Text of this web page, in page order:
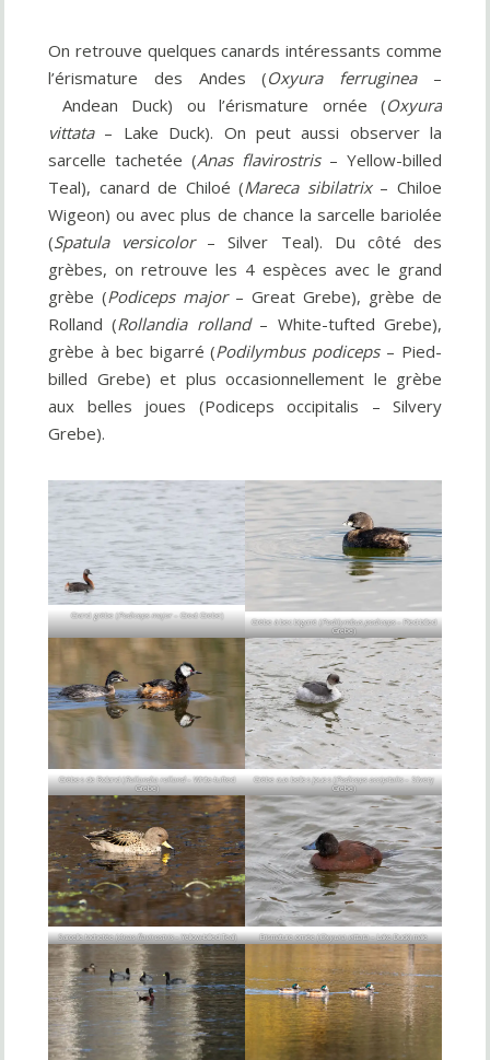
On retrouve quelques canards intéressants comme
l’érismature des Andes (Oxyura ferruginea–
Andean Duck) ou l’érismature ornée (Oxyura
vittata– Lake Duck). On peut aussi observer la
sarcelle tachetée (Anas flavirostris – Yellow-billed
Teal), canard de Chiloé (Mareca sibilatrix – Chiloe
Wigeon) ou avec plus de chance la sarcelle bariolée
(Spatula versicolor – Silver Teal). Du côté des
grèbes, on retrouve les 4 espèces avec le grand
grèbe (Podiceps major – Great Grebe), grèbe de
Rolland (Rollandia rolland– White-tufted Grebe),
grèbe à bec bigarré (Podilymbus podiceps – Pied-
billed Grebe) et plus occasionnellement le grèbe
aux belles joues (Podiceps occipitalis – Silvery
Grebe).
Grand grèbe (Podiceps major– Great Grebe)
Grèbe à bec bigarré (Podilymbus podiceps– Pied-billed
Grebe)
Grèbes de Rolland (Rollandia rolland– White-tufted
Grebe)
Grèbe aux belles joues (Podiceps occipitalis– Silvery
Grebe)
Sarcelle tachetée (Anas flavirostris– Yellow-billed Teal) Erismature ornée (Oxyura vittata– Lake Duck) male